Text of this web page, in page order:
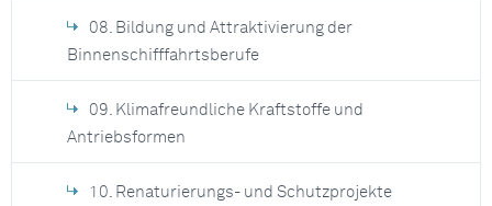
08. Bildung und Attraktivierung der
Binnenschifffahrtsberufe
09. Klimafreundliche Kraftstoffe und
Antriebsformen
10. Renaturierungs- und Schutzprojekte